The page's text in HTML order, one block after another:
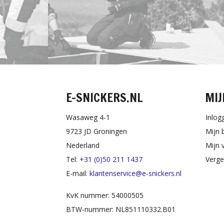
E-SNICKERS.NL
Wasaweg 4-1
9723 JD Groningen
Nederland
Tel: +31 (0)50 211 1437
E-mail: klantenservice@e-snickers.nl
KvK nummer: 54000505
BTW-nummer: NL851110332.B01
Mijn
Mijn